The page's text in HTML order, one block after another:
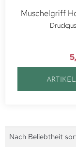
Muschelgriff